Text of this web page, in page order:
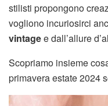
stilisti propongono
vogliono incuriosirci
vintagee dall’allure
Scopriamo insieme
primavera estate 2024